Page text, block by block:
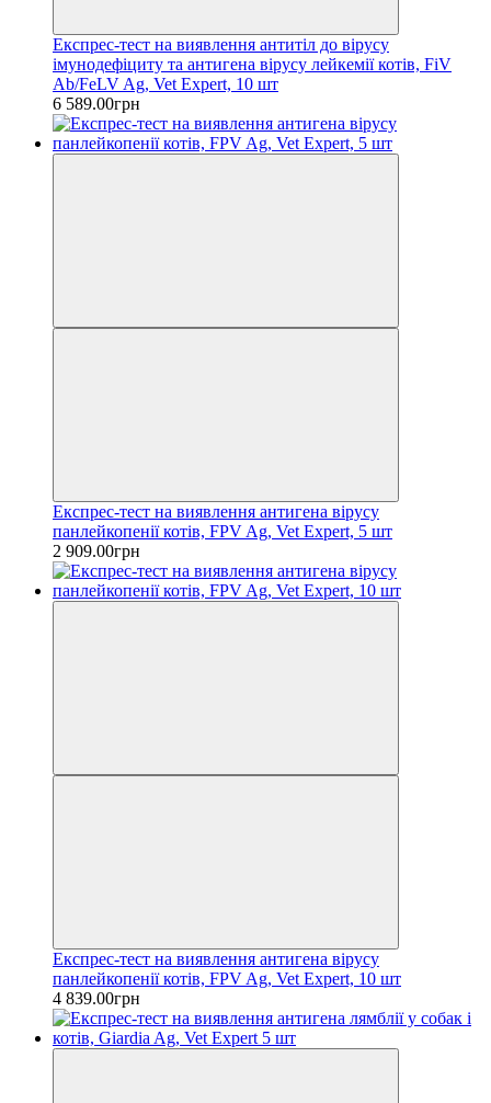
Експрес-тест на виявлення антитіл до вірусу
імунодефіциту та антигена вірусу лейкемії котів, FiV
Ab/FeLV Ag, Vet Expert, 10 шт
6 589.00грн
Експрес-тест на виявлення антигена вірусу
панлейкопенії котів, FPV Ag, Vet Expert, 5 шт
2 909.00грн
Експрес-тест на виявлення антигена вірусу
панлейкопенії котів, FPV Ag, Vet Expert, 10 шт
4 839.00грн